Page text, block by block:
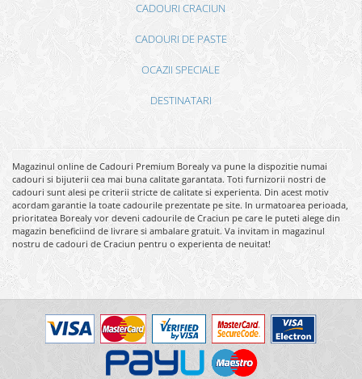
CADOURI CRACIUN
CADOURI DE PASTE
OCAZII SPECIALE
DESTINATARI
Magazinul online de Cadouri Premium Borealy va pune la dispozitie numai
cadouri si bijuterii cea mai buna calitate garantata. Toti furnizorii nostri de
cadouri sunt alesi pe criterii stricte de calitate si experienta. Din acest motiv
acordam garantie la toate cadourile prezentate pe site. In urmatoarea perioada,
prioritatea Borealy vor deveni cadourile de Craciun pe care le puteti alege din
magazin beneficiind de livrare si ambalare gratuit. Va invitam in magazinul
nostru de cadouri de Craciun pentru o experienta de neuitat!